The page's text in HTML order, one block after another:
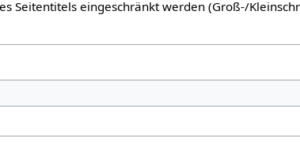
Seitentitels eingeschränkt werden (Groß-/